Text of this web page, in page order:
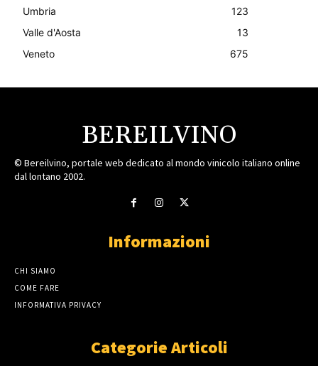
Umbria
123
Valle d'Aosta
13
Veneto
675
BEREILVINO
© Bereilvino, portale web dedicato al mondo vinicolo italiano online
dal lontano 2002.
Informazioni
CHI SIAMO
COME FARE
INFORMATIVA PRIVACY
Categorie Articoli